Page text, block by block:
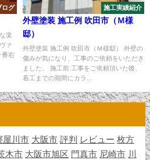
ログ
楽
ァ
番右
施工実績紹介
外壁塗装 施工例 吹田市（Ｍ様
邸）
外壁塗装 施工例 吹田市（Ｍ様邸） 外壁の
傷みが気になり、工事のご依頼をいただき
ました。 施工前 工事をご依頼頂いた後、
着工までの期間にカラ...
屋川市 大阪市 評判 レビュー 枚方
木市 大阪市旭区 門真市 尼崎市
川